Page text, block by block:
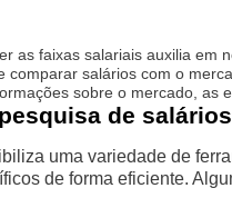
as faixas salariais auxilia em
comparar salários com o
sobre o mercado, as
de
uma variedade de
de forma eficiente.